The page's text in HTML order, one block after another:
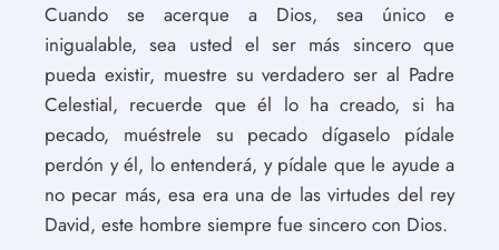
Cuando se acerque a Dios, sea único e
inigualable, sea usted el ser más sincero que
pueda existir, muestre su verdadero ser al Padre
Celestial, recuerde que él lo ha creado, si ha
pecado, muéstrele su pecado dígaselo pídale
perdón y él, lo entenderá, y pídale que le ayude a
no pecar más, esa era una de las virtudes del rey
David, este hombre siempre fue sincero con Dios.